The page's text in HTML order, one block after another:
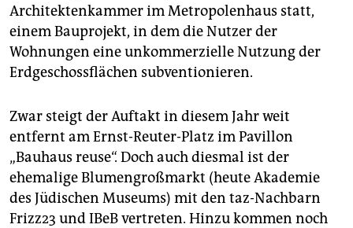
Architektenkammer im Metropolenhaus statt,
einem Bauprojekt, in dem die Nutzer der
Wohnungen eine unkommerzielle Nutzung der
Erdgeschossflächen subventionieren.
Zwar steigt der Auftakt in diesem Jahr weit
entfernt am Ernst-Reuter-Platz im Pavillon
„Bauhaus reuse“. Doch auch diesmal ist der
ehemalige Blumengroßmarkt (heute Akademie
des Jüdischen Museums) mit den taz-Nachbarn
Frizz23 und IBeB vertreten. Hinzu kommen noch